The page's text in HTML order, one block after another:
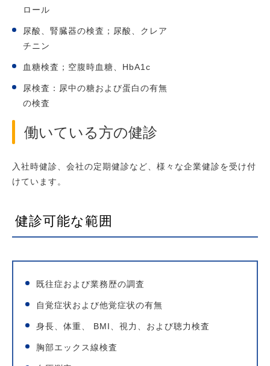
ロール
尿酸、腎臓器の検査；尿酸、クレア
チニン
血糖検査；空腹時血糖、HbA1c
尿検査：尿中の糖および蛋白の有無
の検査
働いている方の健診
入社時健診、会社の定期健診など、様々な企業健診を受け付
けています。
健診可能な範囲
既往症および業務歴の調査
自覚症状および他覚症状の有無
身長、体重、 BMI、視力、および聴力検査
胸部エックス線検査